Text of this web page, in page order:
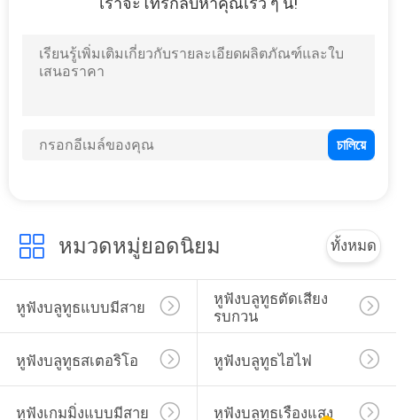
หมวดหมู่ยอดนิยม ทั้งหมด
หูฟังบลูทูธแบบมีสาย
หูฟังบลูทูธตัดเสียง
รบกวน
หูฟังบลูทูธสเตอริโอ หูฟังบลูทูธไฮไฟ
หูฟังเกมมิ่งแบบมีสาย หูฟังบลูทูธเรืองแสง